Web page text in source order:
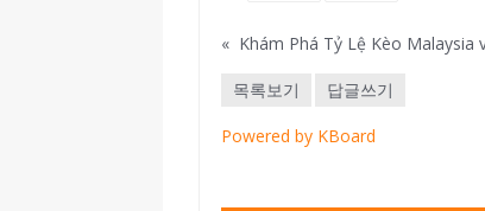
«
목록보기 답글쓰기
Powered by KBoard